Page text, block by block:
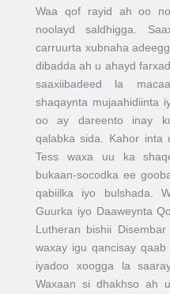
Waa qof rayid ah oo
noolayd saldhigga.
carruurta xubnaha
dibadda ah u ahayd
saaxiibadeed la
shaqaynta mujaahidiinta
oo ay dareento inay
qalabka sida. Kahor inta
Tess waxa uu ka
bukaan-socodka ee
qabiilka iyo bulshada.
Guurka iyo Daaweynta
Lutheran bishii
waxay igu qancisay qaab
iyadoo xoogga la
Waxaan si dhakhso ah